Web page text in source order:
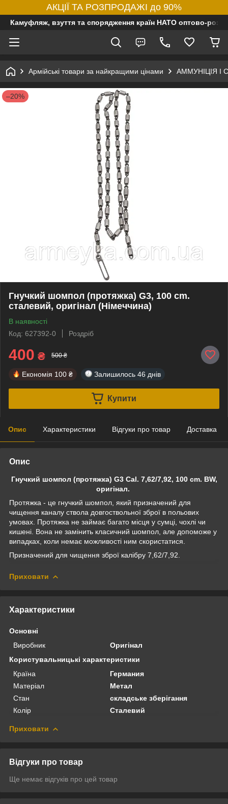
АКЦІЇ ТА РОЗПРОДАЖІ до 90%
Камуфляж, взуття та спорядження країн НАТО оптово-
Армійські товари за найкращими цінами АММУНІЦІЯ І
–20%
Гнучкий шомпол (протяжка) G3, 100 cm.
сталевий, оригінал (Німеччина)
В наявності
Код: 627392-0
Роздріб
400 ₴ 500 ₴
Економія 100 ₴ Залишилось 46 днів
Купити
Опис Характеристики Відгуки про товар Доставка
Опис
Гнучкий шомпол (протяжка) G3 Cal. 7,62/7,92, 100 cm. BW,
оригінал.
Протяжка - це гнучкий шомпол, який призначений для
чищення каналу ствола довгоствольної зброї в польових
умовах. Протяжка не займає багато місця у сумці, чохлі чи
кишені. Вона не замінить класичний шомпол, але допоможе у
випадках, коли немає можливості ним скористатися.
Призначений для чищення зброї калібру 7,62/7,92.
Приховати
Характеристики
Основні
Виробник
Оригінал
Користувальницькі характеристики
Країна
Германия
Матеріал
Метал
Стан
складське зберігання
Колір
Сталевий
Приховати
Відгуки про товар
Ще немає відгуків про цей товар